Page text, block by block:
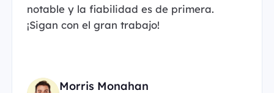
notable y la fiabilidad es de primera.
¡Sigan con el gran trabajo!
Morris Monahan